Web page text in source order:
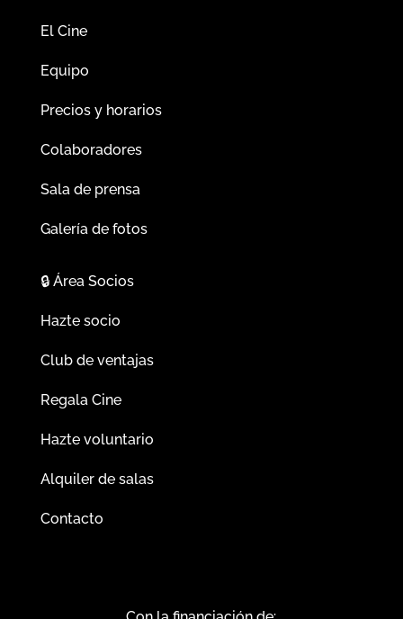
El Cine
Equipo
Precios y horarios
Colaboradores
Sala de prensa
Galería de fotos
🔒Área Socios
Hazte socio
Club de ventajas
Regala Cine
Hazte voluntario
Alquiler de salas
Contacto